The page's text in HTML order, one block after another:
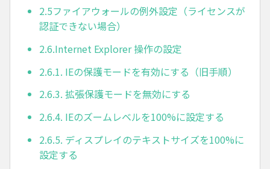
2.5ファイアウォールの例外設定（ライセンスが
認証できない場合）
2.6.Internet Explorer 操作の設定
2.6.1. IEの保護モードを有効にする（旧手順）
2.6.3. 拡張保護モードを無効にする
2.6.4. IEのズームレベルを100%に設定する
2.6.5. ディスプレイのテキストサイズを100%に
設定する